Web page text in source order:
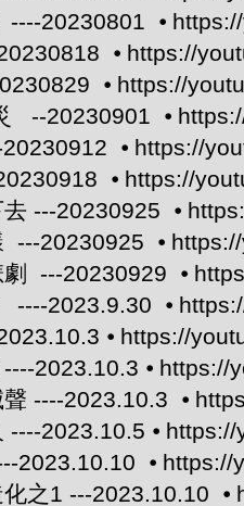
----20230801 ⦁
⦁ https://
⦁ https://
--20230901 ⦁
⦁ https://
⦁ https://
---20230925 ⦁
---20230925 ⦁
劇 ---20230929 ⦁
----2023.9.30 ⦁
⦁ https://
----2023.10.3 ⦁ https://
----2023.10.3 ⦁
----2023.10.5 ⦁ https://
2023.10.10 ⦁ https://
之1 ---2023.10.10 ⦁